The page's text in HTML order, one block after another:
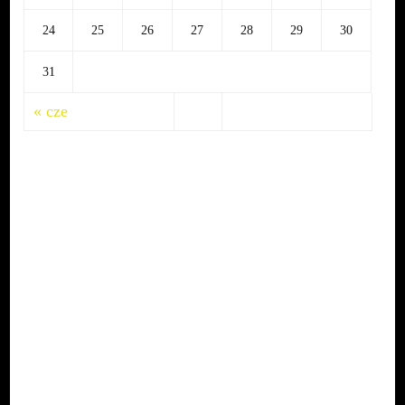
24 25 26 27 28 29 30
31
« cze